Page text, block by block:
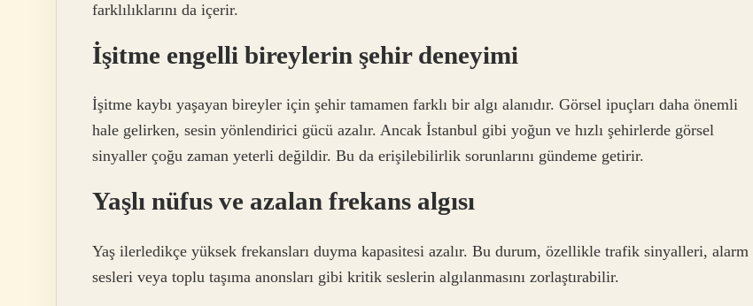
farklılıklarını da içerir.
İşitme engelli bireylerin şehir deneyimi
İşitme kaybı yaşayan bireyler için şehir tamamen farklı bir algı alanıdır. Görsel ipuçları daha önemli
hale gelirken, sesin yönlendirici gücü azalır. Ancak İstanbul gibi yoğun ve hızlı şehirlerde görsel
sinyaller çoğu zaman yeterli değildir. Bu da erişilebilirlik sorunlarını gündeme getirir.
Yaşlı nüfus ve azalan frekans algısı
Yaş ilerledikçe yüksek frekansları duyma kapasitesi azalır. Bu durum, özellikle trafik sinyalleri, alarm
sesleri veya toplu taşıma anonsları gibi kritik seslerin algılanmasını zorlaştırabilir.